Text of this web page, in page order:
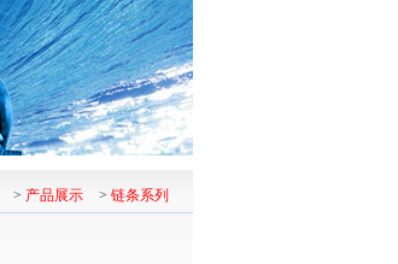
> 产品展示 > 链条系列